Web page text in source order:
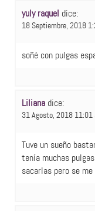
yuly raquel dice:
18 Septiembre, 2018
soñé con pulgas
Liliana dice:
31 Agosto, 2018 11:01
Tuve un sueño
tenía muchas
sacarlas pero se